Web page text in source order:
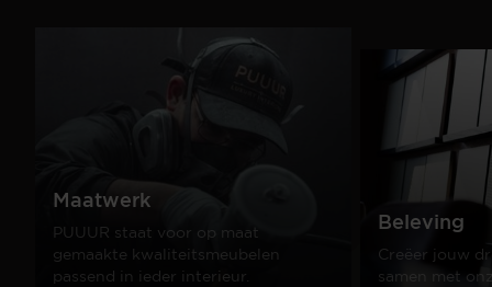
Maatwerk
PUUUR staat voor op maat
gemaakte kwaliteitsmeubelen
passend in ieder interieur.
Beleving
Creëer jouw
samen met